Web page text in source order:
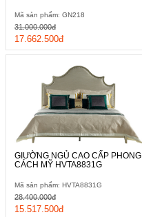
Mã sản phẩm: GN218
17.662.500đ
31.000.000đ
GIƯỜNG NGỦ CAO CẤP PHONG
CÁCH MỸ HVTA8831G
Mã sản phẩm: HVTA8831G
15.517.500đ
28.400.000đ